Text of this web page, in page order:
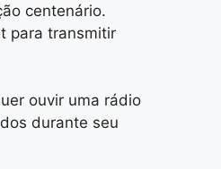
centenário.
para transmitir
ouvir uma rádio
durante seu